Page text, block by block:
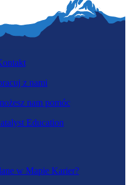
w Mapie Karier?
z nami
nam pomóc
Education